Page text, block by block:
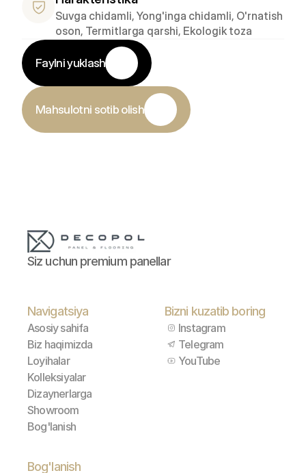
Suvga chidamli, Yong'inga chidamli, O'rnatish
oson, Termitlarga qarshi, Ekologik toza
Faylni yuklash
Mahsulotni sotib olish
Siz uchun premium panellar
Navigatsiya
Asosiy sahifa
Biz haqimizda
Loyihalar
Kolleksiyalar
Dizaynerlarga
Showroom
Bog'lanish
Bizni kuzatib boring
Instagram
Telegram
YouTube
Bog'lanish